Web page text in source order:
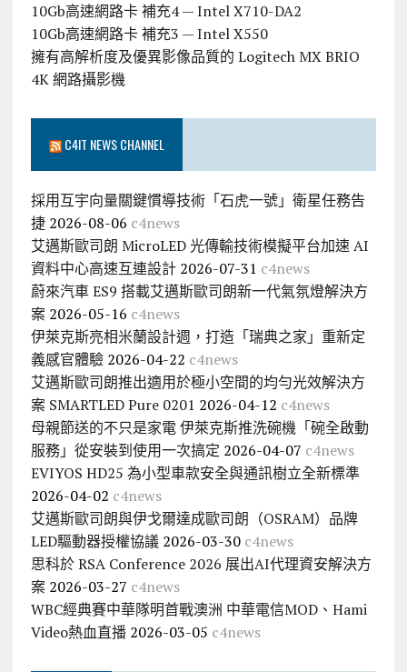
10Gb高速網路卡 補充4 — Intel X710-DA2
10Gb高速網路卡 補充3 — Intel X550
擁有高解析度及優異影像品質的 Logitech MX BRIO
4K 網路攝影機
C4IT NEWS CHANNEL
採用互宇向量關鍵慣導技術「石虎一號」衛星任務告
捷 2026-08-06 c4news
艾邁斯歐司朗 MicroLED 光傳輸技術模擬平台加速 AI
資料中心高速互連設計 2026-07-31 c4news
蔚來汽車 ES9 搭載艾邁斯歐司朗新一代氣氛燈解決方
案 2026-05-16 c4news
伊萊克斯亮相米蘭設計週，打造「瑞典之家」重新定
義感官體驗 2026-04-22 c4news
艾邁斯歐司朗推出適用於極小空間的均勻光效解決方
案 SMARTLED Pure 0201 2026-04-12 c4news
母親節送的不只是家電 伊萊克斯推洗碗機「碗全啟動
服務」從安裝到使用一次搞定 2026-04-07 c4news
EVIYOS HD25 為小型車款安全與通訊樹立全新標準
2026-04-02 c4news
艾邁斯歐司朗與伊戈爾達成歐司朗（OSRAM）品牌
LED驅動器授權協議 2026-03-30 c4news
思科於 RSA Conference 2026 展出AI代理資安解決方
案 2026-03-27 c4news
WBC經典賽中華隊明首戰澳洲 中華電信MOD、Hami
Video熱血直播 2026-03-05 c4news